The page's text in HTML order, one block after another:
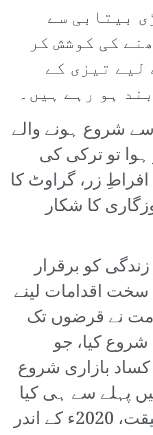
بیتابی سے
کی کوشش کر
لیے تیزی کے
ہو رہے ہیں۔
شروع ہونے والے
تو ترکی کی
زر، گراوٹ کا
کا شکار
کو برقرار
اقدامات لینے
نے قرضوں تک
شروع کیا، جو
کساد بازاری شروع
بعد 2019ء میں پہلے سے ہی کیا
جا رہا تھا۔ اور در حقیقت، 2020ء کے اندر